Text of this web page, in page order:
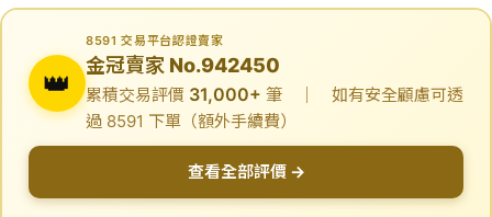
👑
8591 交易平台認證賣家
金冠賣家 No.942450
累積交易評價 31,000+ 筆 ｜ 如有安全顧慮可透
過 8591 下單（額外手續費）
查看全部評價 →